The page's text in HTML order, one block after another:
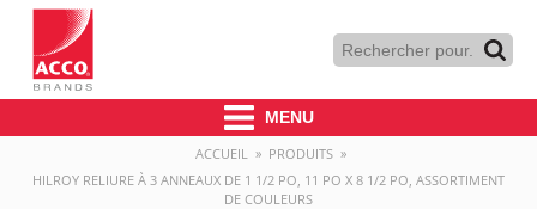
MENU
ACCUEIL » PRODUITS »
HILROY RELIURE À 3 ANNEAUX DE 1 1/2 PO, 11 PO X 8 1/2 PO, ASSORTIMENT
DE COULEURS